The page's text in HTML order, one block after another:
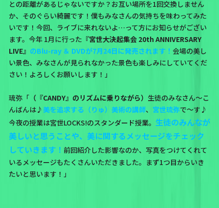
との距離があるじゃないですか？お互い場所を1回交換しません
か、そのぐらい綺麗です！僕もみなさんの気持ちを味わってみた
いです！今回、ライブに来れないよ…って方にお知らせがござい
ます。今年 1月に行った 『宮世大決起集会 20th ANNIVERSARY
LIVE』 のBlu-ray ＆ DVDが7月24日に発売されます！ 会場の美し
い景色、みなさんが見られなかった景色も楽しみにしていてくだ
さい！よろしくお願いします！」
琉弥「（『CANDY』のリズムに乗りながら） 生徒のみなさん〜こ
んばんは♪ 美を追求する（りゅ）美術の講師、 宮世琉弥で〜す♪
今夜の授業は宮世LOCKS!のスタンダード授業。 生徒のみんなが
美しいと思うことや、美に関するメッセージをチェック
していきます！ 前回紹介した影響なのか、写真をつけてくれて
いるメッセージもたくさんいただきました。まず1つ目からいき
たいと思います！」